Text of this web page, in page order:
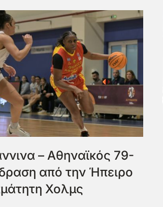
– Αθηναϊκός 79-
από την Ήπειρο
Χολμς